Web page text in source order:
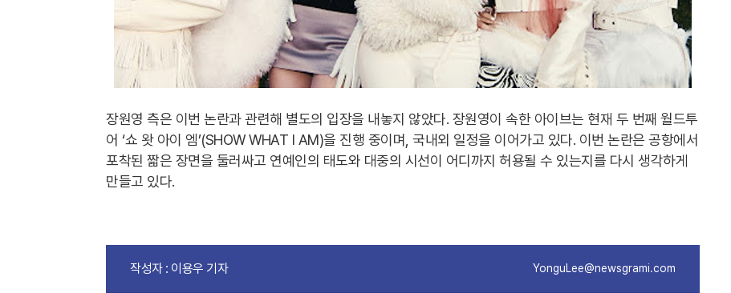
장원영 측은 이번 논란과 관련해 별도의 입장을 내놓지 않았다. 장원영이 속한 아이브는 현재 두 번째 월드투
어 ‘쇼 왓 아이 엠’(SHOW WHAT I AM)을 진행 중이며, 국내외 일정을 이어가고 있다. 이번 논란은 공항에서
포착된 짧은 장면을 둘러싸고 연예인의 태도와 대중의 시선이 어디까지 허용될 수 있는지를 다시 생각하게
만들고 있다.
작성자 : 이용우 기자 YonguLee@newsgrami.com